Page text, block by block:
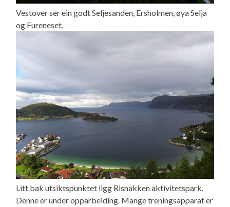
Vestover ser ein godt Seljesanden, Ersholmen, øya Selja
og Fureneset.
Litt bak utsiktspunktet ligg Risnakken aktivitetspark.
Denne er under opparbeiding. Mange treningsapparat er